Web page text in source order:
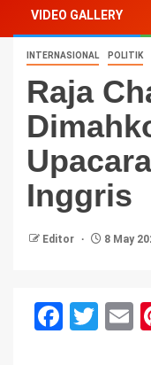
VIDEO GALLERY
INTERNASIONAL POLITIK
Raja
Inggris
Editor 8 May